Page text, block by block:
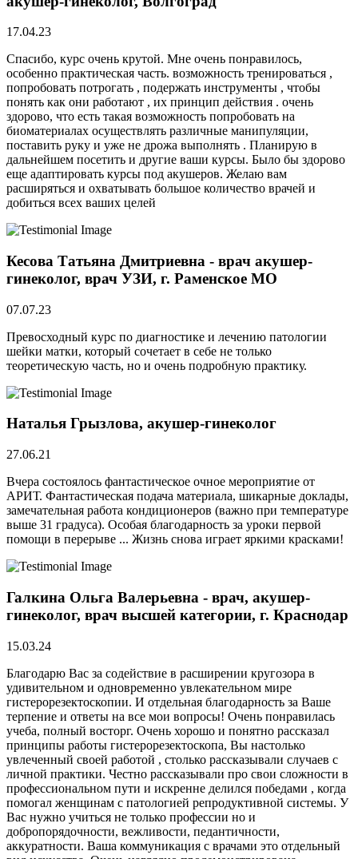
17.04.23
Спасибо, курс очень крутой. Мне очень понравилось,
особенно практическая часть. возможность тренироваться ,
попробовать потрогать , подержать инструменты , чтобы
понять как они работают , их принцип действия . очень
здорово, что есть такая возможность попробовать на
биоматериалах осуществлять различные манипуляции,
поставить руку и уже не дрожа выполнять . Планирую в
дальнейшем посетить и другие ваши курсы. Было бы здорово
еще адаптировать курсы под акушеров. Желаю вам
расширяться и охватывать большое количество врачей и
добиться всех ваших целей
Кесова Татьяна Дмитриевна - врач акушер-
гинеколог, врач УЗИ, г. Раменское МО
07.07.23
Превосходный курс по диагностике и лечению патологии
шейки матки, который сочетает в себе не только
теоретическую часть, но и очень подробную практику.
Наталья Грызлова, акушер-гинеколог
27.06.21
Вчера состоялось фантастическое очное мероприятие от
АРИТ. Фантастическая подача материала, шикарные доклады,
замечательная работа кондиционеров (важно при температуре
выше 31 градуса). Особая благодарность за уроки первой
помощи в перерыве ... Жизнь снова играет яркими красками!
Галкина Ольга Валерьевна - врач, акушер-
гинеколог, врач высшей категории, г. Краснодар
15.03.24
Благодарю Вас за содействие в расширении кругозора в
удивительном и одновременно увлекательном мире
гистерорезектоскопии. И отдельная благодарность за Ваше
терпение и ответы на все мои вопросы! Очень понравилась
учеба, полный восторг. Очень хорошо и понятно рассказал
принципы работы гистерорезектоскопа, Вы настолько
увлеченный своей работой , столько рассказывали случаев с
личной практики. Честно рассказывали про свои сложности в
профессиональном пути и искренне делился победами , когда
помогал женщинам с патологией репродуктивной системы. У
Вас нужно учиться не только профессии но и
добропорядочности, вежливости, педантичности,
аккуратности. Ваша коммуникация с врачами это отдельный